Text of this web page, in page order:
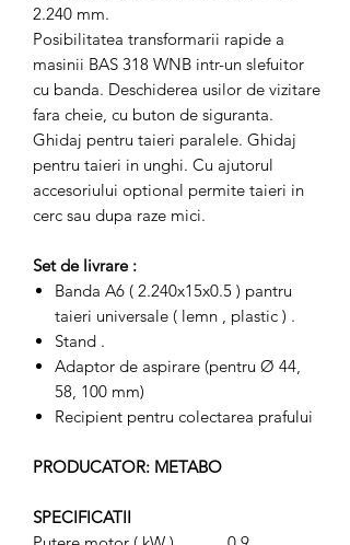
2.240 mm.
Posibilitatea transformarii rapide a
masinii BAS 318 WNB intr-un slefuitor
cu banda. Deschiderea usilor de vizitare
fara cheie, cu buton de siguranta.
Ghidaj pentru taieri paralele. Ghidaj
pentru taieri in unghi. Cu ajutorul
accesoriului optional permite taieri in
cerc sau dupa raze mici.
Set de livrare :
Banda A6 ( 2.240x15x0.5 ) pantru
taieri universale ( lemn , plastic ) .
Stand .
Adaptor de aspirare (pentru Ø 44,
58, 100 mm)
Recipient pentru colectarea prafului
PRODUCATOR: METABO
SPECIFICATII